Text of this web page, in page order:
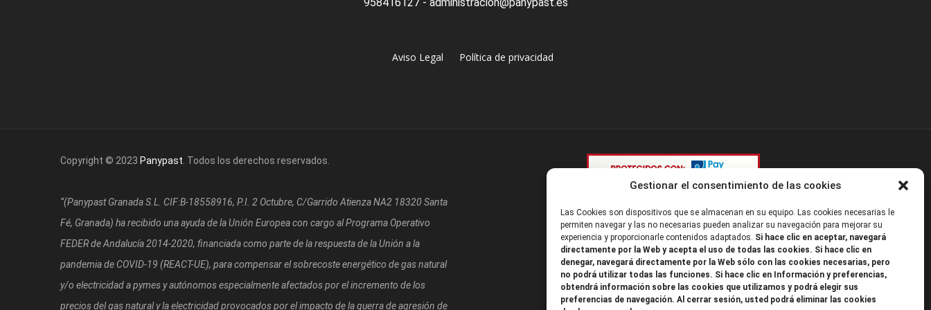
Gestionar el consentimiento de las cookies
Las Cookies son dispositivos que se almacenan en su equipo. Las cookies necesarias le
permiten navegar y las no necesarias pueden analizar su navegación para mejorar su
experiencia y proporcionarle contenidos adaptados. Si hace clic en aceptar, navegará
directamente por la Web y acepta el uso de todas las cookies. Si hace clic en
denegar, navegará directamente por la Web sólo con las cookies necesarias, pero
no podrá utilizar todas las funciones. Si hace clic en Información y preferencias,
obtendrá información sobre las cookies que utilizamos y podrá elegir sus
preferencias de navegación. Al cerrar sesión, usted podrá eliminar las cookies
Aviso Legal Política de privacidad
Copyright © 2023 Panypast . Todos los derechos reservados.
“(Panypast Granada S.L. CIF:B-18558916, P.I. 2 Octubre, C/Garrido Atienza NA2 18320 Santa
Fé, Granada) ha recibido una ayuda de la Unión Europea con cargo al Programa Operativo
FEDER de Andalucía 2014-2020, financiada como parte de la respuesta de la Unión a la
pandemia de COVID-19 (REACT-UE), para compensar el sobrecoste energético de gas natural
y/o electricidad a pymes y autónomos especialmente afectados por el incremento de los
precios del gas natural y la electricidad provocados por el impacto de la guerra de agresión de